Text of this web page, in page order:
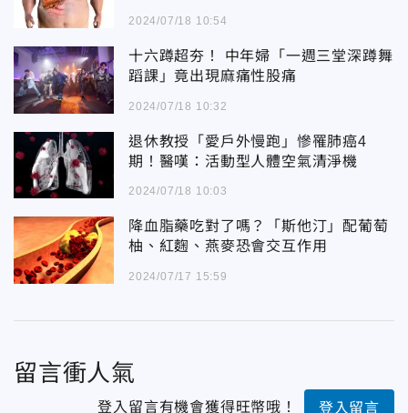
2024/07/18 10:54
十六蹲超夯！ 中年婦「一週三堂深蹲舞
蹈課」竟出現麻痛性股痛
2024/07/18 10:32
退休教授「愛戶外慢跑」慘罹肺癌4
期！醫嘆：活動型人體空氣清淨機
2024/07/18 10:03
降血脂藥吃對了嗎？「斯他汀」配葡萄
柚、紅麴、燕麥恐會交互作用
2024/07/17 15:59
留言衝人氣
登入留言有機會獲得旺幣哦！ 登入留言